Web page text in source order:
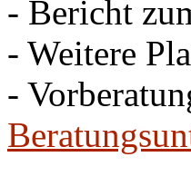
- Bericht
- Weitere
-